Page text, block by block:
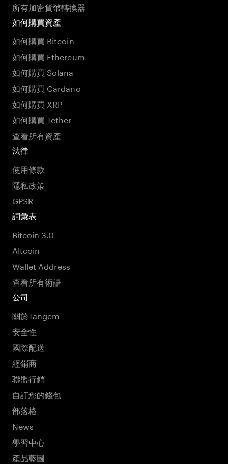
所有加密貨幣轉換器
如何購買資產
如何購買 Bitcoin
如何購買 Ethereum
如何購買 Solana
如何購買 Cardano
如何購買 XRP
如何購買 Tether
查看所有資產
法律
使用條款
隱私政策
GPSR
詞彙表
Bitcoin 3.0
Altcoin
Wallet Address
查看所有術語
公司
關於Tangem
安全性
國際配送
經銷商
聯盟行銷
自訂您的錢包
部落格
News
學習中心
產品藍圖